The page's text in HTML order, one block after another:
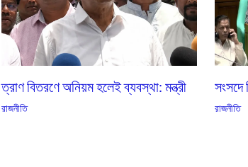
ত্রাণ বিতরণে অনিয়ম হলেই ব্যবস্থা: মন্ত্রী
রাজনীতি
সংসদে
রাজনীতি